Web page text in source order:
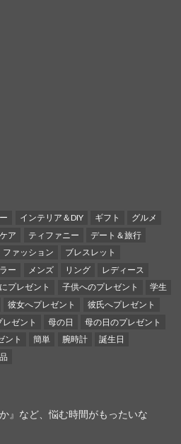
インテリア＆DIY ギフト
グルメ
ア ティファニー
デート＆旅行
ファッション
ブレスレット
ー メンズ リング
レディース
プレゼント 子供へのプレゼント
学生
彼女へプレゼント
彼氏へプレゼント
レゼント 母の日
母の日のプレゼント
ント 簡単 腕時計
誕生日
』など、悩む時間がもったいな